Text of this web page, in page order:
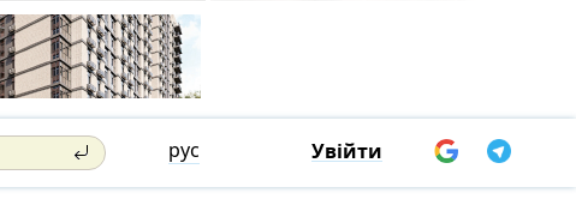
рус Увійти